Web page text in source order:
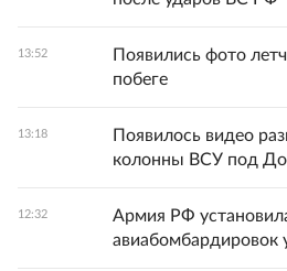
13:52
Появились фото
побеге
13:18
Появилось видео
колонны ВСУ под
12:32
Армия РФ
авиабомбардировок